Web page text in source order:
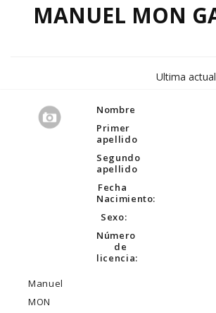
MANUEL MON
Ultima
Nombre
Primer
apellido
Segundo
apellido
Fecha
Nacimiento:
Sexo:
Número
de
licencia:
Manuel
MON